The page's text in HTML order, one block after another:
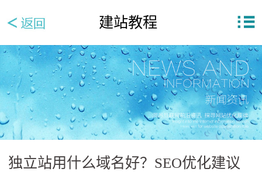
建站教程
独立站用什么域名好？SEO优化建议